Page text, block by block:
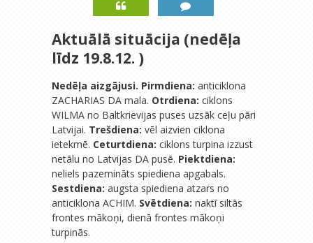
Aktuālā situācija (nedēļa
līdz 19.8.12. )
Nedēļa aizgājusi. Pirmdiena: anticiklona
ZACHARIAS DA mala. Otrdiena: ciklons
WILMA no Baltkrievijas puses uzsāk ceļu pāri
Latvijai. Trešdiena: vēl aizvien ciklona
ietekmē. Ceturtdiena: ciklons turpina izzust
netālu no Latvijas DA pusē. Piektdiena:
neliels pazemināts spiediena apgabals.
Sestdiena: augsta spiediena atzars no
anticiklona ACHIM. Svētdiena: naktī siltās
frontes mākoņi, dienā frontes mākoņi
turpinās.